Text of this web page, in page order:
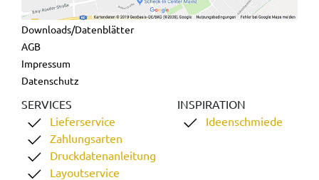
Downloads/Datenblätter
AGB
Impressum
Datenschutz
SERVICES
Lieferservice
Zahlungsarten
Druckdatenanleitung
Layoutservice
INSPIRATION
Ideenschmiede